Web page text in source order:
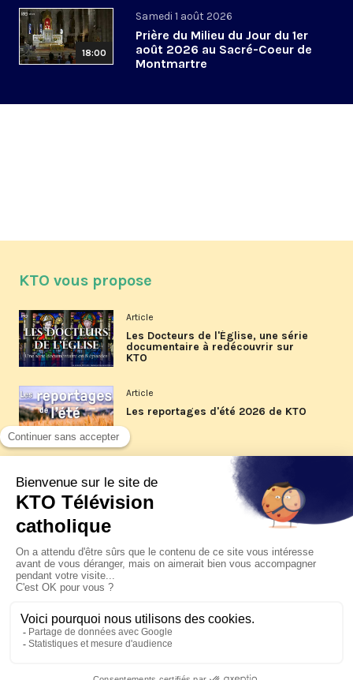
18:00
Samedi 1 août 2026
Prière du Milieu du Jour du 1er
août 2026 au Sacré-Coeur de
Montmartre
KTO vous propose
Article
Les Docteurs de l'Église, une série
documentaire à redécouvrir sur
KTO
Article
Les reportages d'été 2026 de KTO
La visite pastorale du pape Léon
XIV à Assise à suivre sur KTO le
jeudi 6 août
Le pape en Uruguay, Argentine et
Pérou du 6 au 17 novembre 2026
© KTO 2026 —Contact